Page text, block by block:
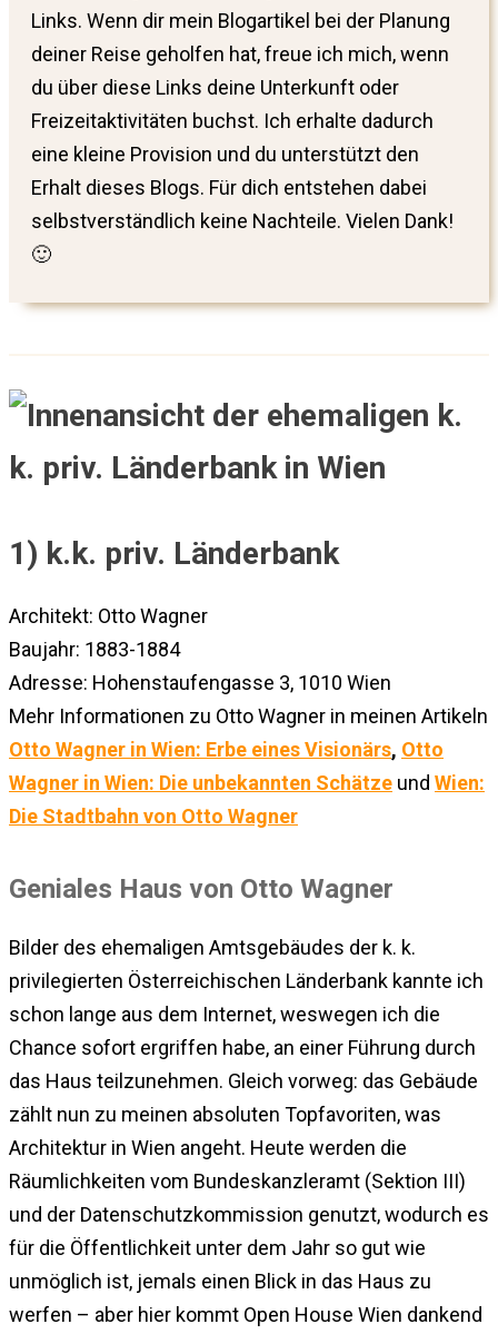
Links. Wenn dir mein Blogartikel bei der Planung
deiner Reise geholfen hat, freue ich mich, wenn
du über diese Links deine Unterkunft oder
Freizeitaktivitäten buchst. Ich erhalte dadurch
eine kleine Provision und du unterstützt den
Erhalt dieses Blogs. Für dich entstehen dabei
selbstverständlich keine Nachteile. Vielen Dank!
🙂
1) k.k. priv. Länderbank
Architekt: Otto Wagner
Baujahr: 1883-1884
Adresse: Hohenstaufengasse 3, 1010 Wien
Mehr Informationen zu Otto Wagner in meinen Artikeln
Otto Wagner in Wien: Erbe eines Visionärs, Otto
Wagner in Wien: Die unbekannten Schätze und Wien:
Die Stadtbahn von Otto Wagner
Geniales Haus von Otto Wagner
Bilder des ehemaligen Amtsgebäudes der k. k.
privilegierten Österreichischen Länderbank kannte ich
schon lange aus dem Internet, weswegen ich die
Chance sofort ergriffen habe, an einer Führung durch
das Haus teilzunehmen. Gleich vorweg: das Gebäude
zählt nun zu meinen absoluten Topfavoriten, was
Architektur in Wien angeht. Heute werden die
Räumlichkeiten vom Bundeskanzleramt (Sektion III)
und der Datenschutzkommission genutzt, wodurch es
für die Öffentlichkeit unter dem Jahr so gut wie
unmöglich ist, jemals einen Blick in das Haus zu
werfen – aber hier kommt Open House Wien dankend